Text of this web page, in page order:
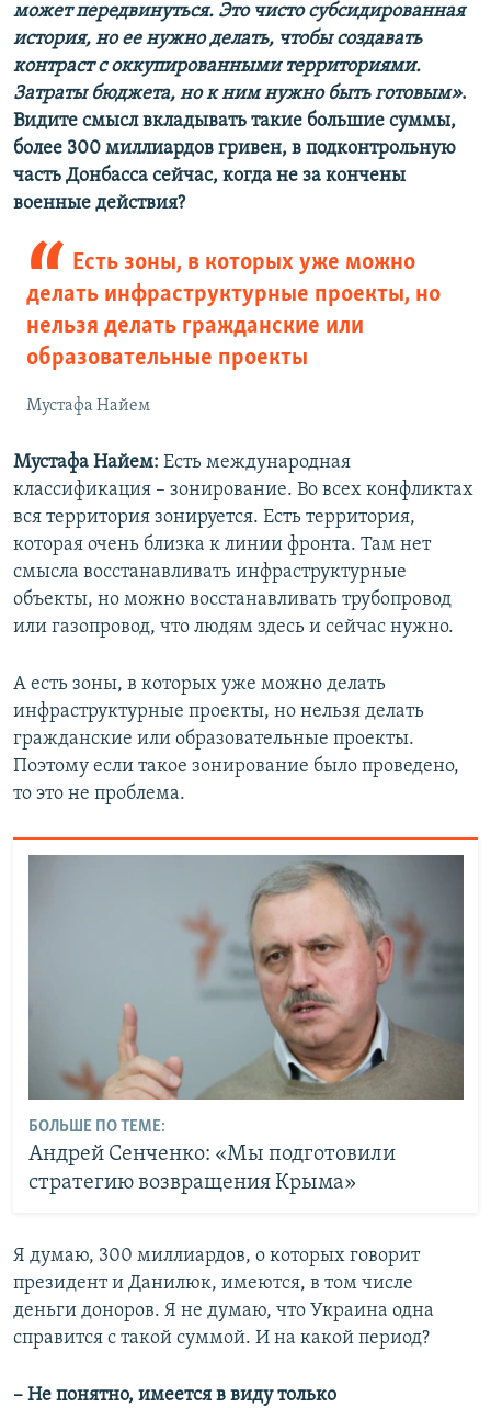
может передвинуться. Это чисто субсидированная
история, но ее нужно делать, чтобы создавать
контраст с оккупированными территориями.
Затраты бюджета, но к ним нужно быть готовым».
Видите смысл вкладывать такие большие суммы,
более 300 миллиардов гривен, в подконтрольную
часть Донбасса сейчас, когда не за кончены
военные действия?
Есть зоны, в которых уже можно
делать инфраструктурные проекты, но
нельзя делать гражданские или
образовательные проекты
Мустафа Найем
Мустафа Найем: Есть международная
классификация – зонирование. Во всех конфликтах
вся территория зонируется. Есть территория,
которая очень близка к линии фронта. Там нет
смысла восстанавливать инфраструктурные
объекты, но можно восстанавливать трубопровод
или газопровод, что людям здесь и сейчас нужно.
А есть зоны, в которых уже можно делать
инфраструктурные проекты, но нельзя делать
гражданские или образовательные проекты.
Поэтому если такое зонирование было проведено,
то это не проблема.
БОЛЬШЕ ПО ТЕМЕ:
Андрей Сенченко: «Мы подготовили
стратегию возвращения Крыма»
Я думаю, 300 миллиардов, о которых говорит
президент и Данилюк, имеются, в том числе
деньги доноров. Я не думаю, что Украина одна
справится с такой суммой. И на какой период?
– Не понятно, имеется в виду только